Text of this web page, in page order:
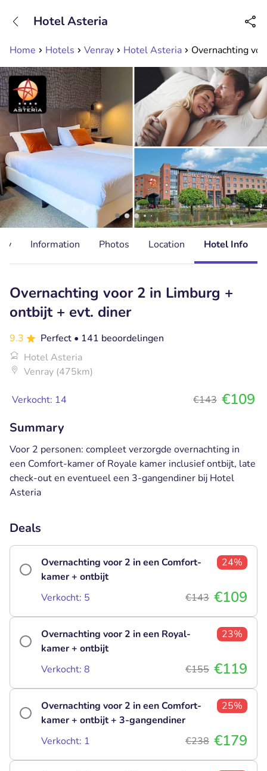
Available until 23:00
Home Hotels Venray Hotel Asteria Overnachting
Hotel Asteria
Information Photos Location Hotel Info
Overnachting voor 2 in Limburg +
ontbijt + evt. diner
9.3 Perfect • 141 beoordelingen
Hotel Asteria
Venray (475km)
Verkocht: 14 €143 €109
Summary
Voor 2 personen: compleet verzorgde overnachting in
een Comfort-kamer of Royale kamer inclusief ontbijt, late
check-out en eventueel een 3-gangendiner bij Hotel
Asteria
Deals
Overnachting voor 2 in een Comfort-
kamer + ontbijt
24%
Verkocht: 5 €143 €109
Overnachting voor 2 in een Royal-
kamer + ontbijt
23%
Verkocht: 8 €155 €119
Overnachting voor 2 in een Comfort-
kamer + ontbijt + 3-gangendiner
25%
Verkocht: 1 €238 €179